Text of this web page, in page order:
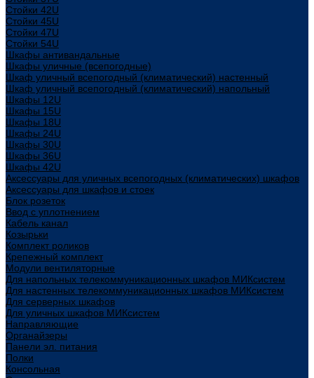
Стойки 42U
Стойки 45U
Стойки 47U
Стойки 54U
Шкафы антивандальные
Шкафы уличные (всепогодные)
Шкаф уличный всепогодный (климатический) настенный
Шкаф уличный всепогодный (климатический) напольный
Шкафы 12U
Шкафы 15U
Шкафы 18U
Шкафы 24U
Шкафы 30U
Шкафы 36U
Шкафы 42U
Аксессуары для уличных всепогодных (климатических) шкафов
Аксессуары для шкафов и стоек
Блок розеток
Ввод с уплотнением
Кабель канал
Козырьки
Комплект роликов
Крепежный комплект
Модули вентиляторные
Для напольных телекоммуникационных шкафов МИКсистем
Для настенных телекоммуникационных шкафов МИКсистем
Для серверных шкафов
Для уличных шкафов МИКсистем
Направляющие
Органайзеры
Панели эл. питания
Полки
Консольная